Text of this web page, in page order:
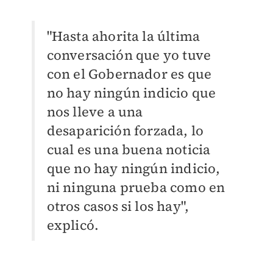
"Hasta ahorita la última
conversación que yo tuve
con el Gobernador es que
no hay ningún indicio que
nos lleve a una
desaparición forzada, lo
cual es una buena noticia
que no hay ningún indicio,
ni ninguna prueba como en
otros casos si los hay",
explicó.